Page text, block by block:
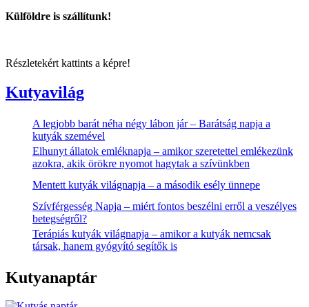
Külföldre is szállítunk!
Részletekért kattints a képre!
Kutyavilág
A legjobb barát néha négy lábon jár – Barátság napja a
kutyák szemével
Elhunyt állatok emléknapja – amikor szeretettel emlékezünk
azokra, akik örökre nyomot hagytak a szívünkben
Mentett kutyák világnapja – a második esély ünnepe
Szívférgesség Napja – miért fontos beszélni erről a veszélyes
betegségről?
Terápiás kutyák világnapja – amikor a kutyák nemcsak
társak, hanem gyógyító segítők is
Kutyanaptár